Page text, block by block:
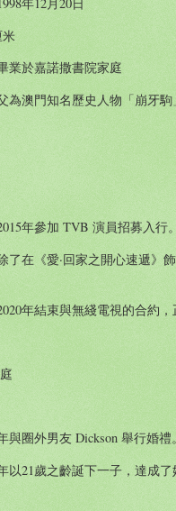
米
業於嘉諾撒書院家庭
為澳門知名歷史人物「崩牙
年參加 TVB 演員招募入行。
了在《愛·回家之開心速遞》
年結束與無綫電視的合約，
與圈外男友 Dickson 舉行婚禮。
以21歲之齡誕下一子，達成